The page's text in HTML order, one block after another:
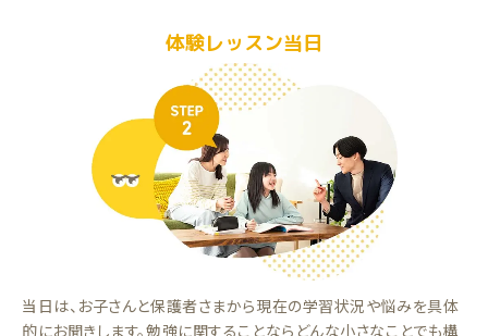
体験レッスン当日
当日は、お子さんと保護者さまから現在の学習状況や悩みを具体
的にお聞きします。勉強に関することならどんな小さなことでも構